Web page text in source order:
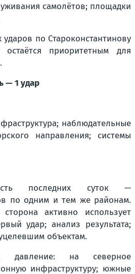
самолётов; площадки
по Староконстантинову
остаётся приоритетным для
— 1 удар
наблюдательные
направления; системы
последних суток —
по одним и тем же районам.
активно использует
удар; анализ результата;
объектам.
давление: на северное
инфраструктуру; южные